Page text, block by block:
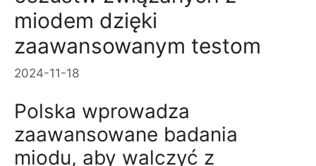
miodem dzięki
zaawansowanym testom
2024-11-18
Polska wprowadza
zaawansowane badania
miodu, aby walczyć z